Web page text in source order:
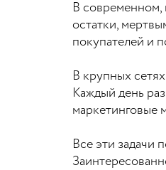
В современном,
остатки,
покупателей и
В крупных
Каждый день
маркетинговые
Все эти задачи